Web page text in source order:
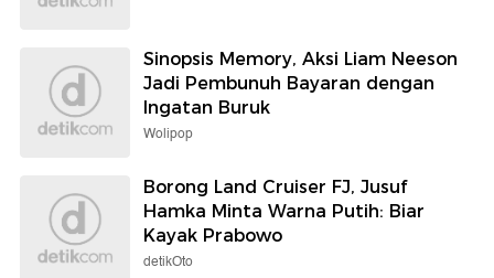
Sinopsis Memory, Aksi Liam Neeson
Jadi Pembunuh Bayaran dengan
Ingatan Buruk
Wolipop
Borong Land Cruiser FJ, Jusuf
Hamka Minta Warna Putih: Biar
Kayak Prabowo
detikOto